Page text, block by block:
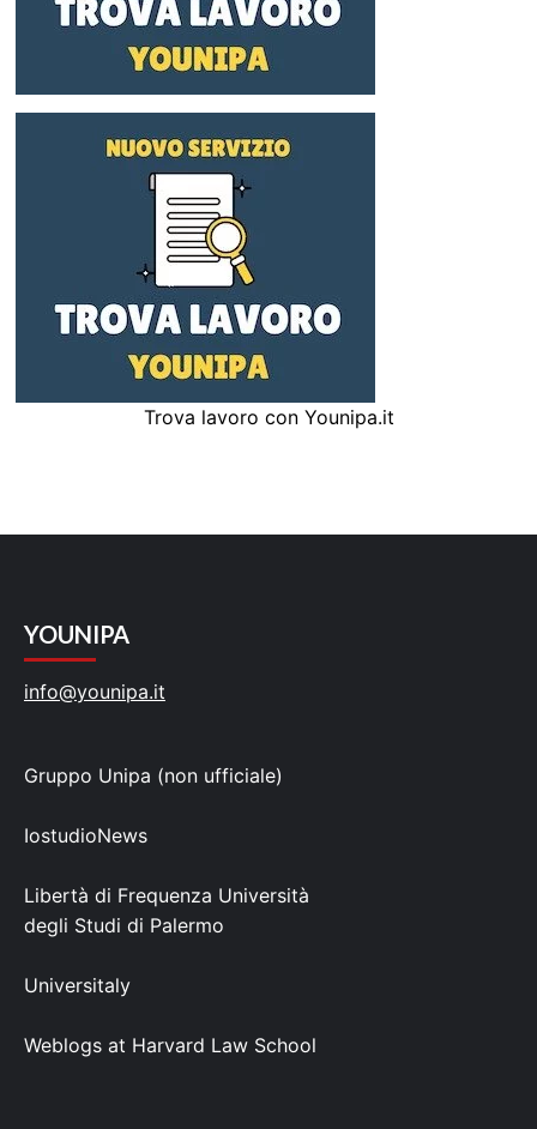
Trova lavoro con Younipa.it
YOUNIPA
info@younipa.it
Gruppo Unipa (non ufficiale)
IostudioNews
Libertà di Frequenza Università
degli Studi di Palermo
Universitaly
Weblogs at Harvard Law School